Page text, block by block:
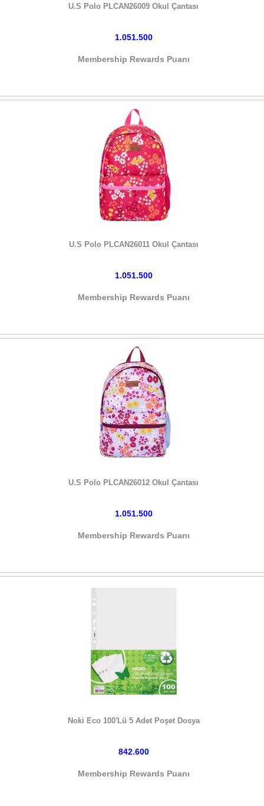
U.S Polo PLCAN26009 Okul Çantası
1.051.500
Membership Rewards Puanı
U.S Polo PLCAN26011 Okul Çantası
1.051.500
Membership Rewards Puanı
U.S Polo PLCAN26012 Okul Çantası
1.051.500
Membership Rewards Puanı
Noki Eco 100'Lü 5 Adet Poşet Dosya
842.600
Membership Rewards Puanı